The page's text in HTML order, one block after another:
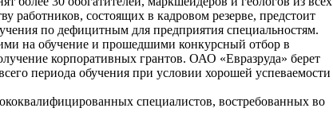
работников, состоящих в кадровом резерве, предстоит
по дефицитным для предприятия специальностям.
на обучение и прошедшими конкурсный отбор в
корпоративных грантов. ОАО «Евразруда» берет
периода обучения при условии хорошей успеваемости
специалистов, востребованных во